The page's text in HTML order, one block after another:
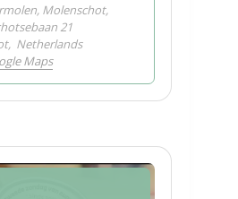
Molenschot,
21
, Netherlands
Maps